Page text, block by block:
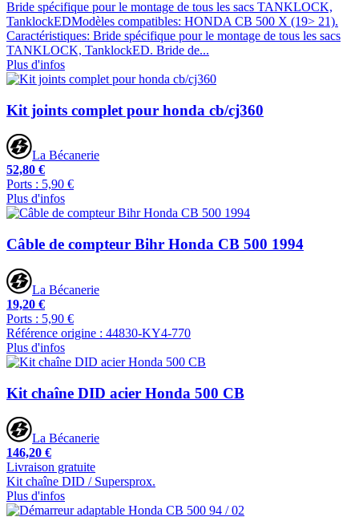
Bride spécifique pour le montage de tous les sacs TANKLOCK,
TanklockEDModèles compatibles: HONDA CB 500 X (19> 21).
Caractéristiques: Bride spécifique pour le montage de tous les sacs
TANKLOCK, TanklockED. Bride de...
Plus d'infos
Kit joints complet pour honda cb/cj360
La Bécanerie
52,80 €
Ports : 5,90 €
Plus d'infos
Câble de compteur Bihr Honda CB 500 1994
La Bécanerie
19,20 €
Ports : 5,90 €
Référence origine : 44830-KY4-770
Plus d'infos
Kit chaîne DID acier Honda 500 CB
La Bécanerie
146,20 €
Livraison gratuite
Kit chaîne DID / Supersprox.
Plus d'infos